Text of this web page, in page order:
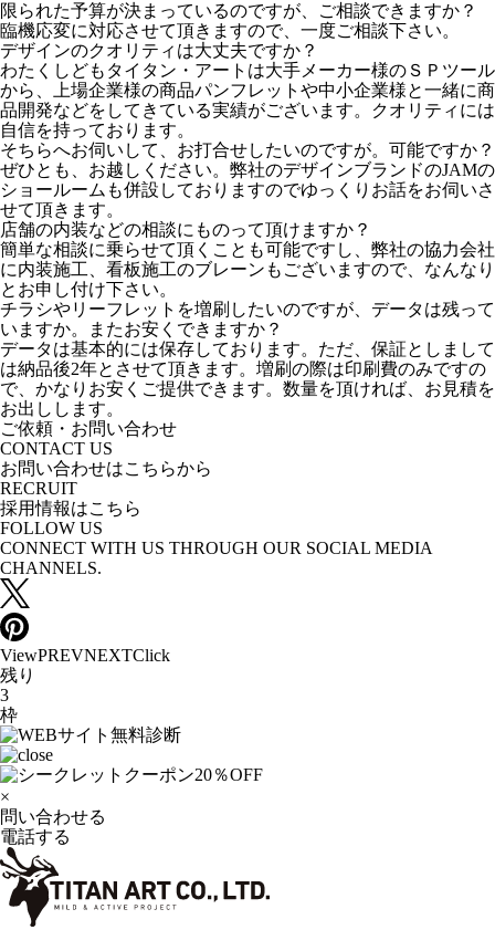
限られた予算が決まっているのですが、ご相談できますか？
臨機応変に対応させて頂きますので、一度ご相談下さい。
デザインのクオリティは大丈夫ですか？
わたくしどもタイタン・アートは大手メーカー様のＳＰツール
から、上場企業様の商品パンフレットや中小企業様と一緒に商
品開発などをしてきている実績がございます。クオリティには
自信を持っております。
そちらへお伺いして、お打合せしたいのですが。可能ですか？
ぜひとも、お越しください。弊社のデザインブランドのJAMの
ショールームも併設しておりますのでゆっくりお話をお伺いさ
せて頂きます。
店舗の内装などの相談にものって頂けますか？
簡単な相談に乗らせて頂くことも可能ですし、弊社の協力会社
に内装施工、看板施工のブレーンもございますので、なんなり
とお申し付け下さい。
チラシやリーフレットを増刷したいのですが、データは残って
いますか。またお安くできますか？
データは基本的には保存しております。ただ、保証としまして
は納品後2年とさせて頂きます。増刷の際は印刷費のみですの
で、かなりお安くご提供できます。数量を頂ければ、お見積を
お出しします。
ご依頼・お問い合わせ
CONTACT US
お問い合わせはこちらから
RECRUIT
採用情報はこちら
FOLLOW US
CONNECT WITH US THROUGH OUR SOCIAL MEDIA
CHANNELS.
ViewPREVNEXTClick
残り
3
枠
×
問い合わせる
電話する